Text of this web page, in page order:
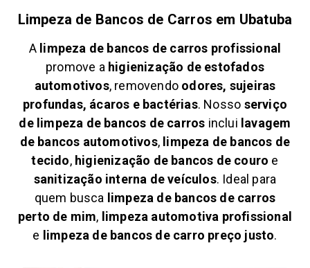
Limpeza de Bancos de Carros em Ubatuba
A limpeza de bancos de carros profissional
promove a higienização de estofados
automotivos, removendo odores, sujeiras
profundas, ácaros e bactérias. Nosso serviço
de limpeza de bancos de carros inclui lavagem
de bancos automotivos, limpeza de bancos de
tecido, higienização de bancos de couro e
sanitização interna de veículos. Ideal para
quem busca limpeza de bancos de carros
perto de mim, limpeza automotiva profissional
e limpeza de bancos de carro preço justo.